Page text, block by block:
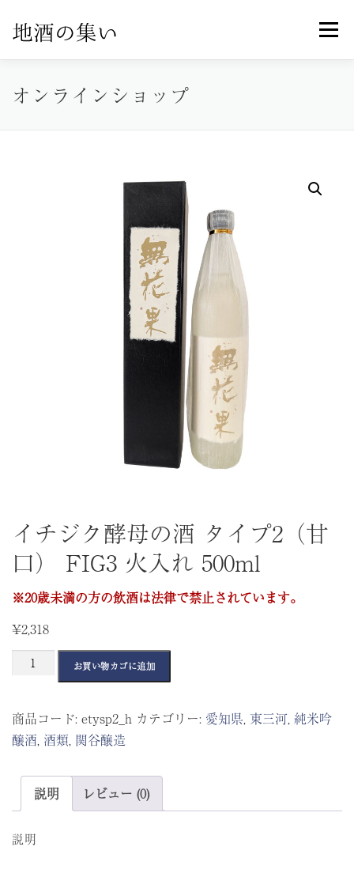
メニ
ホーム オンラインショップ
オンラインショップ
イチジク酵母の酒 タイプ2（甘
口） FIG3 火入れ 500ml
※20歳未満の方の飲酒は法律で禁止されています。
¥2,318
ク
酵
酒
タ
イ
お買い物カゴに追加
商品コード: etysp2_h カテゴリー: 愛知県, 東三河, 純米吟
醸酒, 酒類, 関谷醸造
説明 レビュー (0)
説明